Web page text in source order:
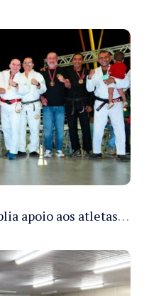
Prefeitura de Manaus amplia apoio aos atletas de 100 para 150 beneficiados a partir do próximo ano